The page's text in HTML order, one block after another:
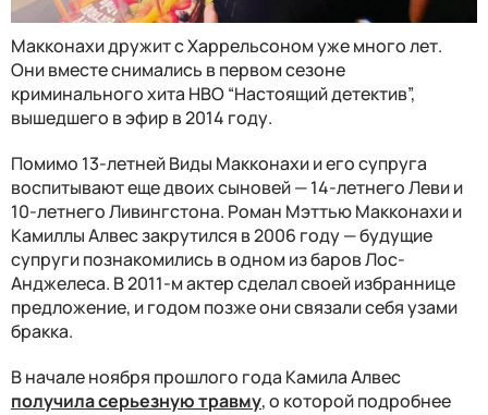
Макконахи дружит с Харрельсоном уже много лет.
Они вместе снимались в первом сезоне
криминального хита HBO “Настоящий детектив”,
вышедшего в эфир в 2014 году.
Помимо 13-летней Виды Макконахи и его супруга
воспитывают еще двоих сыновей — 14-летнего Леви и
10-летнего Ливингстона. Роман Мэттью Макконахи и
Камиллы Алвес закрутился в 2006 году—будущие
супруги познакомились в одном из баров Лос-
Анджелеса. В 2011-м актер сделал своей избраннице
предложение, и годом позже они связали себя узами
бракка.
В начале ноября прошлого года Камила Алвес
получила серьезную травму, о которой подробнее